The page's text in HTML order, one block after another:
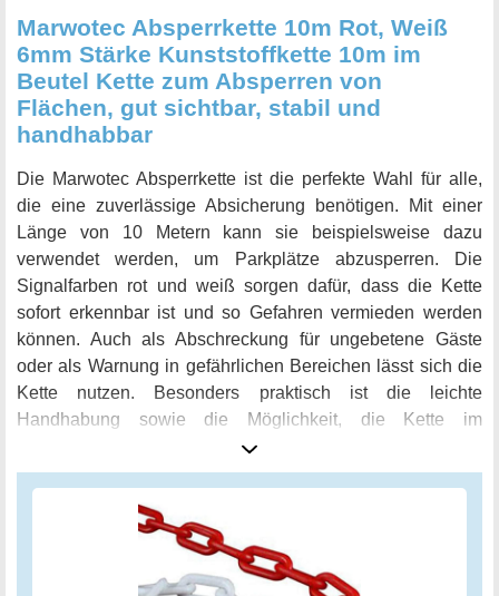
Marwotec Absperrkette 10m Rot, Weiß
6mm Stärke Kunststoffkette 10m im
Beutel Kette zum Absperren von
Flächen, gut sichtbar, stabil und
handhabbar
Die Marwotec Absperrkette ist die perfekte Wahl für alle,
die eine zuverlässige Absicherung benötigen. Mit einer
Länge von 10 Metern kann sie beispielsweise dazu
verwendet werden, um Parkplätze abzusperren. Die
Signalfarben rot und weiß sorgen dafür, dass die Kette
sofort erkennbar ist und so Gefahren vermieden werden
können. Auch als Abschreckung für ungebetene Gäste
oder als Warnung in gefährlichen Bereichen lässt sich die
Kette nutzen. Besonders praktisch ist die leichte
Handhabung sowie die Möglichkeit, die Kette im
mitgelieferten Beutel einfach und schnell zu lagern und zu
transportieren. Durch die Materialstärke von 6mm ist sie
äußerst robust und resistent gegenüber
Witterungseinflüssen. So hält sie auch schlechtesten
Bedingungen stand. Die vielseitig einsetzbare
Absperrkette ist ein unersetzliches Hilfsmittel für die